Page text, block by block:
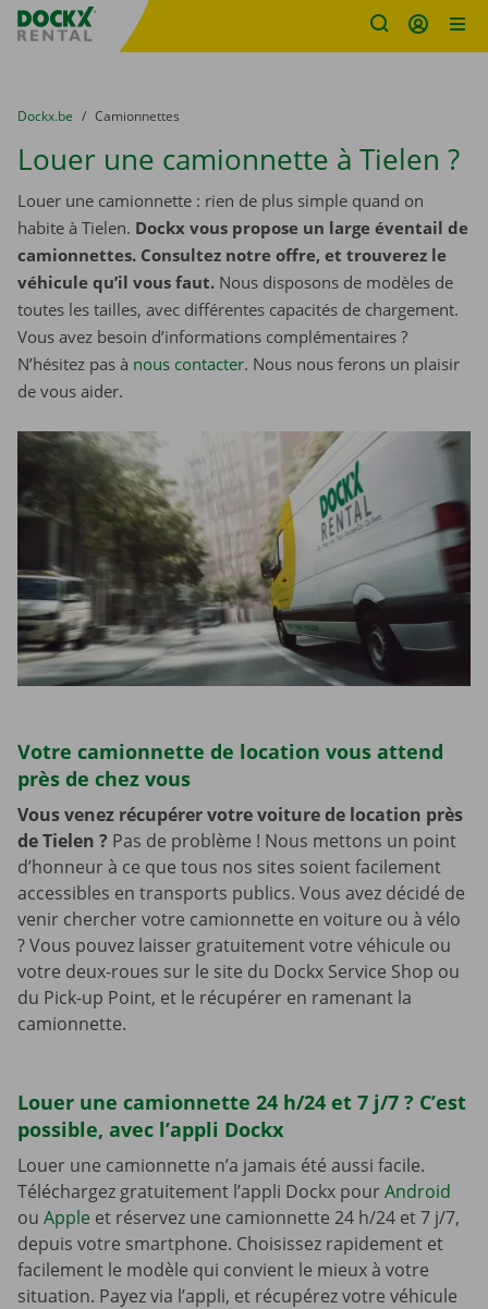
sitename
You are here:
du
Dockx.be to
Camionnettes
Louer une camionnette à Tielen ?
Louer une camionnette : rien de plus simple quand on
habite à Tielen. Dockx vous propose un large éventail de
camionnettes. Consultez notre offre, et trouverez le
véhicule qu’il vous faut. Nous disposons de modèles de
toutes les tailles, avec différentes capacités de chargement.
Vous avez besoin d’informations complémentaires ?
N’hésitez pas à nous contacter. Nous nous ferons un plaisir
de vous aider.
Votre camionnette de location vous attend
près de chez vous
Vous venez récupérer votre voiture de location près
de Tielen ? Pas de problème ! Nous mettons un point
d’honneur à ce que tous nos sites soient facilement
accessibles en transports publics. Vous avez décidé de
venir chercher votre camionnette en voiture ou à vélo
? Vous pouvez laisser gratuitement votre véhicule ou
votre deux-roues sur le site du Dockx Service Shop ou
du Pick-up Point, et le récupérer en ramenant la
camionnette.
Louer une camionnette 24 h/24 et 7 j/7 ? C’est
possible, avec l’appli Dockx
Louer une camionnette n’a jamais été aussi facile.
Téléchargez gratuitement l’appli Dockx pourAndroid
ou Apple et réservez une camionnette 24 h/24 et 7 j/7,
depuis votre smartphone. Choisissez rapidement et
facilement le modèle qui convient le mieux à votre
situation. Payez via l’appli, et récupérez votre véhicule